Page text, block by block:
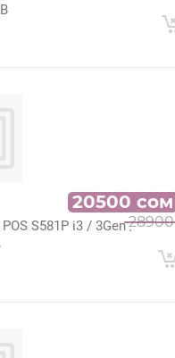
S581P i3 / 3Gen /28900
20500 сом